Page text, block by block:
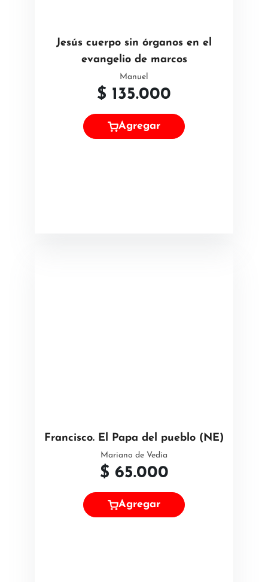
Jesús cuerpo sin órganos en el
evangelio de marcos
Manuel
$ 135.000
Agregar
Francisco. El Papa del pueblo (NE)
Mariano de Vedia
$ 65.000
Agregar